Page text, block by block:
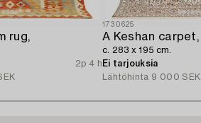
rug,
2p 4 h
1730625
A Keshan carpet,
c. 283 x 195 cm.
Ei tarjouksia
Lähtöhinta 9 000 SEK